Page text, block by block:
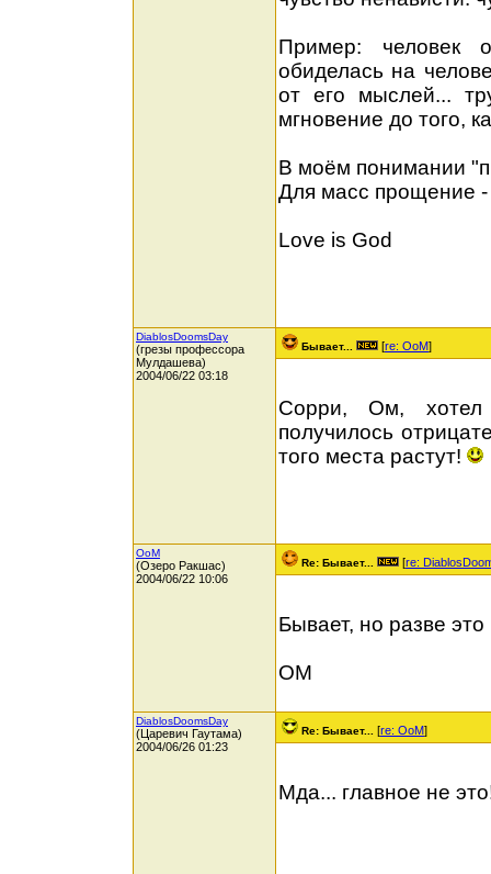
Пример: человек
обиделась на
от его мыслей...
мгновение до того,
В моём понимании
Для масс прощение -
Love is God
DiablosDoomsDay
(грезы профессора
Мулдашева)
2004/06/22 03:18
Бывает... [re: OoM]
Сорри, Ом, хотел
получилось
того места растут!
OoM
(Озеро Ракшас)
2004/06/22 10:06
Re: Бывает... [re:
Бывает, но разве это
ОМ
DiablosDoomsDay
(Царевич Гаутама)
2004/06/26 01:23
Re: Бывает... [re: OoM]
Мда... главное не